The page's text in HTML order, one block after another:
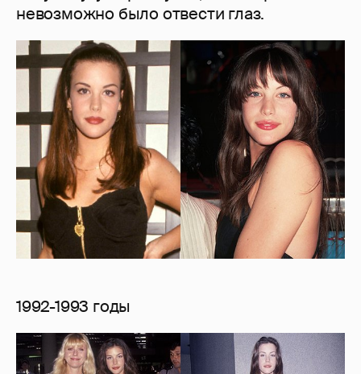
невозможно было отвести глаз.
1992-1993 годы